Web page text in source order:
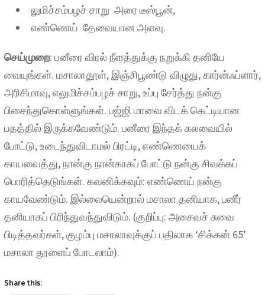
லுமிச்சம்பழச் சாறு அரை டீஸ்பூன்,
எண்ணெய் தேவையான அளவு.
செய்முறை: பனீரை விரல் நீளத்துக்கு நறுக்கி தனியே
வையுங்கள். மசாலாதூள், இஞ்சிபூண்டு விழுது, கார்ன்ஃப்ளார்,
அரிசிமாவு, எலுமிச்சம்பழச் சாறு, உப்பு சேர்த்து நன்கு
பிசைந்துகொள்ளுங்கள். பஜ்ஜி மாவை விடக் கெட்டியான
பதத்தில் இருக்கவேண்டும். பனீரை இந்தக் கலவையில்
போட்டு, உடைந்துவிடாமல் பிரட்டி, எண்ணெயைக்
காயவைத்து, நான்கு நான்காகப் போட்டு நன்கு சிவக்கப்
பொரித்தெடுங்கள். கவனிக்கவும்: எண்ணெய் நன்கு
காயவேண்டும். இல்லையென்றால் மசாலா தனியாக, பனீர்
தனியாகப் பிரிந்துவந்துவிடும். (குறிப்பு: அசைவச் சுவை
பிடித்தவர்கள், குழம்பு மசாலாவுக்குப் பதிலாக ‘சிக்கன் 65’
மசாலா தூளைப் போடலாம்).
Share this: